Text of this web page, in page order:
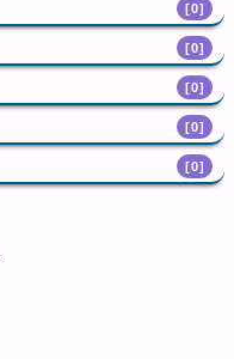
[0]
[0]
[0]
[0]
[0]